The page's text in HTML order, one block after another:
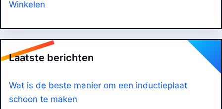
Winkelen
Laatste berichten
Wat is de beste manier om een inductieplaat
schoon te maken